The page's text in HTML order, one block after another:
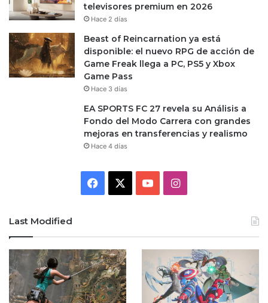
televisores premium en 2026
Hace 2 días
Beast of Reincarnation ya está
disponible: el nuevo RPG de acción de
Game Freak llega a PC, PS5 y Xbox
Game Pass
Hace 3 días
EA SPORTS FC 27 revela su Análisis a
Fondo del Modo Carrera con grandes
mejoras en transferencias y realismo
Hace 4 días
Facebook YouTubeInstagram
Last Modified